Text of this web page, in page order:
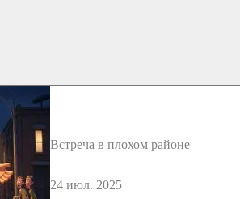
Встреча в плохом районе
24 июл. 2025